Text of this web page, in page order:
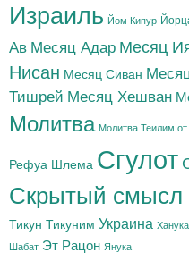
Израиль Йом Кипур
Ав Месяц Адар Месяц
Нисан Месяц Сиван
Тишрей Месяц Хешван
Молитва Молитва Теилим от
Рефуа Шлема Сгулот
Скрытый смысл
Тикун Тикуним Украина Ханука
Шабат Эт Рацон Янука